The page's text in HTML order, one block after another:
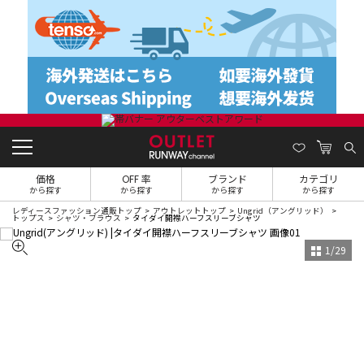
価格
から探す
OFF 率
から探す
ブランド
から探す
カテゴリ
から探す
レディースファッション通販トップ アウトレットトップ Ungrid（アングリッド）
トップス シャツ・ブラウス タイダイ開襟ハーフスリーブシャツ
1 /29